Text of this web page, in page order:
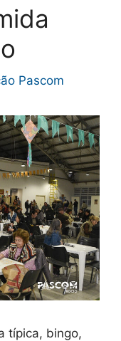
Pascom
típica, bingo,